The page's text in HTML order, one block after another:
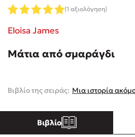
Το λιμάνι μου
(1 αξιολόγηση)
Eloisa James
Μάτια από σμαράγδι
Βιβλίο της σειράς: Μια ιστορία
Βιβλίο